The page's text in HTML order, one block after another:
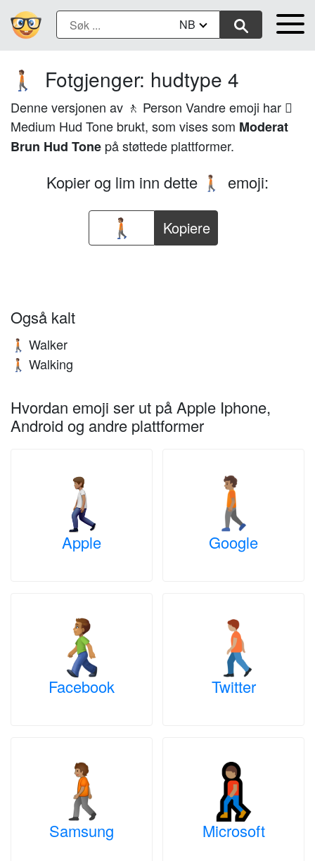
NB
🚶🏽 Fotgjenger: hudtype 4
Denne versjonen av 🚶 Person Vandre emoji har 🏽
Medium Hud Tone brukt, som vises som Moderat
Brun Hud Tone på støttede plattformer.
Kopier og lim inn dette 🚶🏽 emoji:
Kopiere
Også kalt
🚶🏽 Walker
🚶🏽 Walking
Hvordan emoji ser ut på Apple Iphone,
Android og andre plattformer
Apple Google
Facebook Twitter
Samsung Microsoft